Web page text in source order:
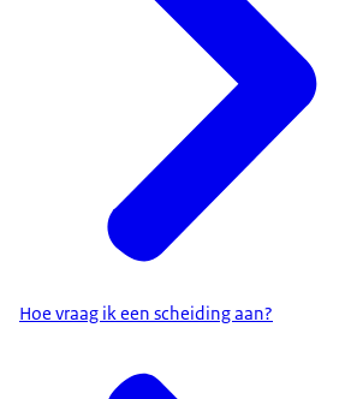
Hoe vraag ik een scheiding aan?